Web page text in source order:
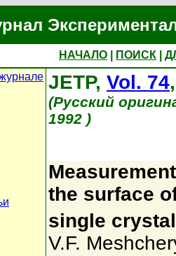
НАЧАЛО ПОИСК
JETP, Vol. 74
(Русский
1992 )
the surface
single
V.F.